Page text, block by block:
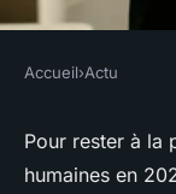
Top
Accueil›Actu
Pour rester à la
humaines en